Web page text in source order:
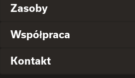
Zasoby
Współpraca
Kontakt